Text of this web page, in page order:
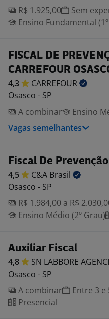
R$ 1.925,00
Sem
Ensino Fundamental
FISCAL DE
CARREFOUR
4,3
CARREFOUR
Osasco - SP
A combinar
Ensino
Vagas semelhantes
Fiscal De
4,5 C&A Brasil
Osasco - SP
R$ 1.984,00 a R$
Ensino Médio (2º Grau)
Auxiliar Fiscal
4,8 SN LABBORE
Osasco - SP
A combinar
Entre 3 e
Presencial